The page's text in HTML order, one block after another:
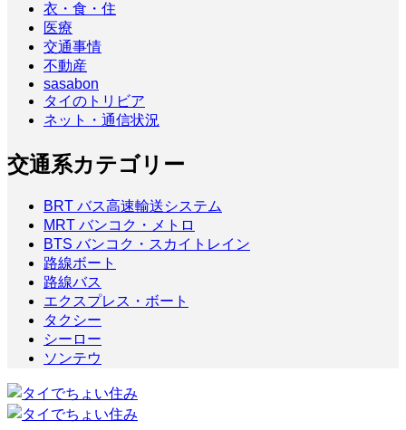
衣・食・住
医療
交通事情
不動産
sasabon
タイのトリビア
ネット・通信状況
交通系カテゴリー
BRT バス高速輸送システム
MRT バンコク・メトロ
BTS バンコク・スカイトレイン
路線ボート
路線バス
エクスプレス・ボート
タクシー
シーロー
ソンテウ